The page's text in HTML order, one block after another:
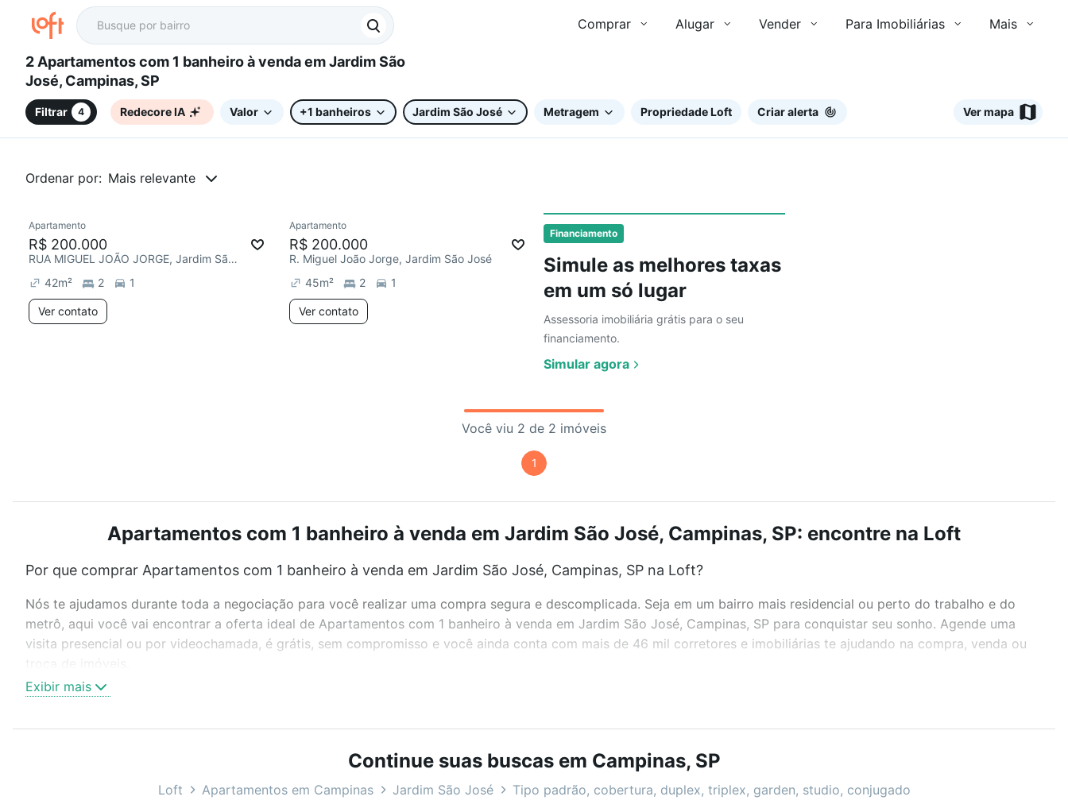
Comprar Alugar Vender Para Imobiliárias Mais
2 Apartamentos com 1 banheiro à venda em Jardim São
José, Campinas, SP
Filtrar 4 Redecore IA Valor +1 banheiros Jardim São José Metragem Propriedade Loft Criar alerta Ver mapa
Ordenar por: Mais relevante
Financiamento
Simule as melhores taxas
em um só lugar
Assessoria imobiliária grátis para o seu
financiamento.
Simular agora
Redecorar
Apartamento
R$ 200.000
RUA MIGUEL JOÃO JORGE, Jardim São José
42m² 2 1
Ver contato
Redecorar
Apartamento
R$ 200.000
R. Miguel João Jorge, Jardim São José
45m² 2 1
Ver contato
Você viu 2 de 2 imóveis
1
Apartamentos com 1 banheiro à venda em Jardim São José, Campinas, SP: encontre na Loft
Por que comprar Apartamentos com 1 banheiro à venda em Jardim São José, Campinas, SP na Loft?
Nós te ajudamos durante toda a negociação para você realizar uma compra segura e descomplicada. Seja em um bairro mais residencial ou perto do trabalho e do
metrô, aqui você vai encontrar a oferta ideal de Apartamentos com 1 banheiro à venda em Jardim São José, Campinas, SP para conquistar seu sonho. Agende uma
visita presencial ou por videochamada, é grátis, sem compromisso e você ainda conta com mais de 46 mil corretores e imobiliárias te ajudando na compra, venda ou
Como escolher um imóvel?
Use barra de busca no topo para pesquisar por ruas, bairros e até condomínios favoritos. Você também pode usar os filtros como quantidade de quartos, suítes, com
ou sem vaga de garagem para combinar perfeitamente com o preço, metragem e comodidades, como piscina, academia, salão de festas ou área verde e encontrar
Apartamentos com 1 banheiro à venda em Jardim São José, Campinas, SP ideal para você na Loft.
Exibir mais
Continue suas buscas em Campinas, SP
Loft Apartamentos em Campinas Jardim São José Tipo padrão, cobertura, duplex, triplex, garden, studio, conjugado